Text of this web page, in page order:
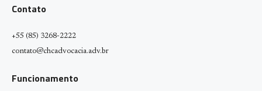
Contato
+55 (85) 3268-2222
contato@chcadvocacia.adv.br
Funcionamento